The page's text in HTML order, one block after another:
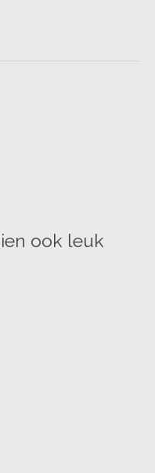
ook leuk